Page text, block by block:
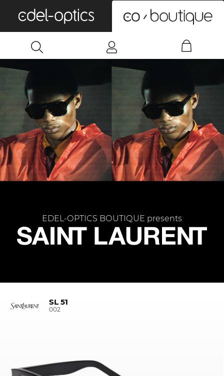
EDEL-OPTICS BOUTIQUE presents
SL 51
002